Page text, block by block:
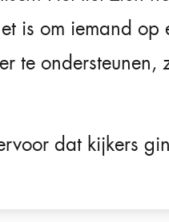
is om iemand op
te ondersteunen,
dat kijkers